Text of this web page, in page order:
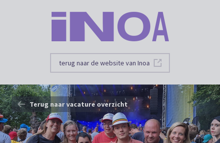
terug naar de website van Inoa
Terug naar vacature overzicht